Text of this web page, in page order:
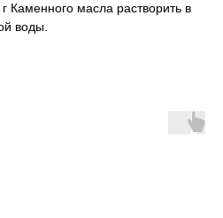
масла растворить в
воды.